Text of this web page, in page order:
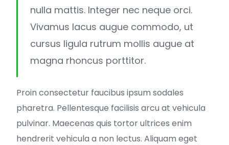
nulla mattis. Integer nec neque orci.
Vivamus lacus augue commodo, ut
cursus ligula rutrum mollis augue at
magna rhoncus porttitor.
Proin consectetur faucibus ipsum sodales
pharetra. Pellentesque facilisis arcu at vehicula
pulvinar. Maecenas quis tortor ultrices enim
hendrerit vehicula a non lectus. Aliquam eget